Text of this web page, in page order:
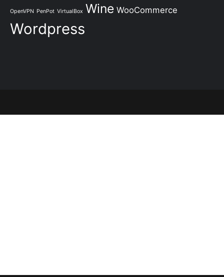
OpenVPN PenPot VirtualBox Wine WooCommerce
Wordpress